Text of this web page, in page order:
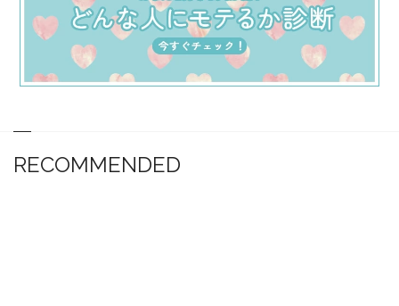
RECOMMENDED